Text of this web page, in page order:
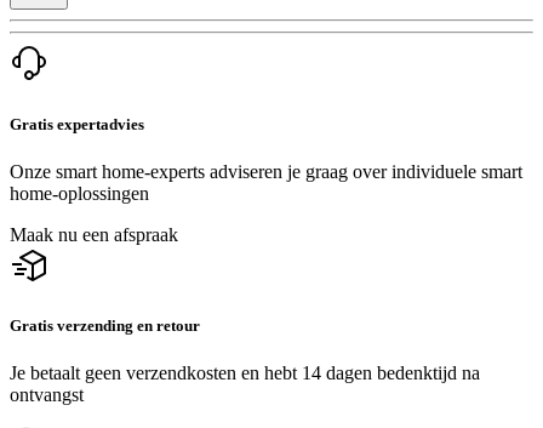
Gratis expertadvies
Onze smart home-experts adviseren je graag over individuele smart
home-oplossingen
Maak nu een afspraak
Gratis verzending en retour
Je betaalt geen verzendkosten en hebt 14 dagen bedenktijd na
ontvangst